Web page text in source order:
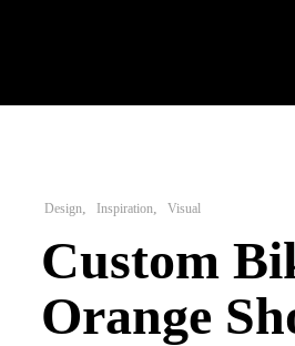
Design Inspiration Visual
Custom
Orange